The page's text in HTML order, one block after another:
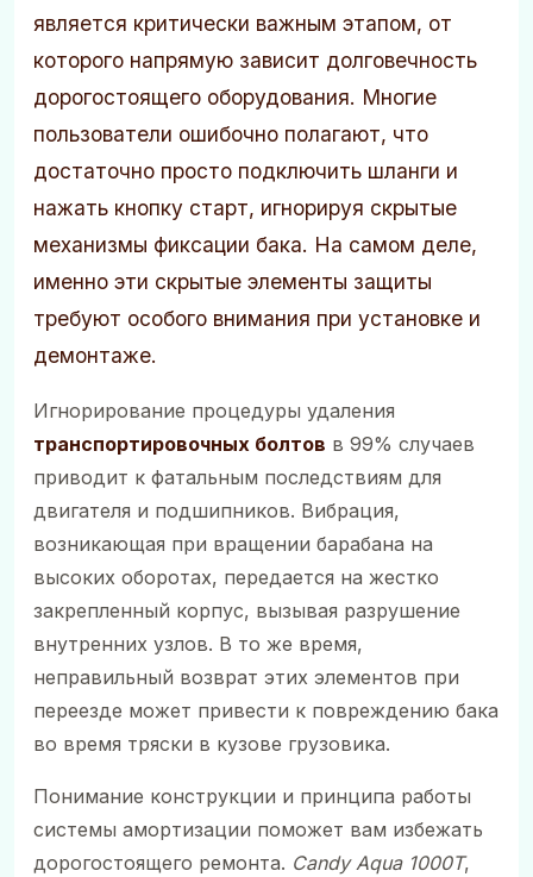
является критически важным этапом, от
которого напрямую зависит долговечность
дорогостоящего оборудования. Многие
пользователи ошибочно полагают, что
достаточно просто подключить шланги и
нажать кнопку старт, игнорируя скрытые
механизмы фиксации бака. На самом деле,
именно эти скрытые элементы защиты
требуют особого внимания при установке и
демонтаже.
Игнорирование процедуры удаления
транспортировочных болтов в 99% случаев
приводит к фатальным последствиям для
двигателя и подшипников. Вибрация,
возникающая при вращении барабана на
высоких оборотах, передается на жестко
закрепленный корпус, вызывая разрушение
внутренних узлов. В то же время,
неправильный возврат этих элементов при
переезде может привести к повреждению бака
во время тряски в кузове грузовика.
Понимание конструкции и принципа работы
системы амортизации поможет вам избежать
дорогостоящего ремонта. Candy Aqua 1000T,